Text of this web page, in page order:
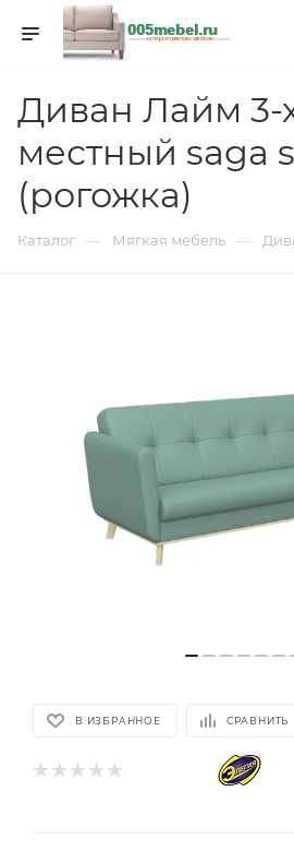
Диван Лайм 3-
местный saga
(рогожка)
Каталог — Мягкая мебель —
В ИЗБРАННОЕ СРАВНИТЬ